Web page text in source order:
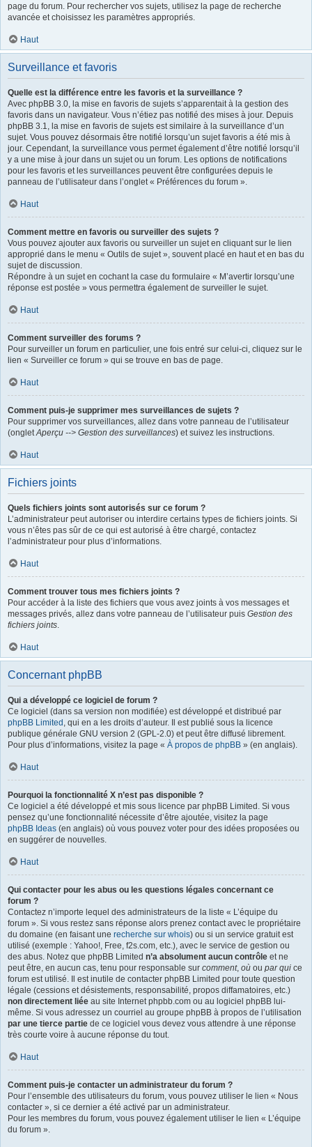
page du forum. Pour rechercher vos sujets, utilisez la page de recherche
avancée et choisissez les paramètres appropriés.
Haut
Surveillance et favoris
Quelle est la différence entre les favoris et la surveillance ?
Avec phpBB 3.0, la mise en favoris de sujets s’apparentait à la gestion des
favoris dans un navigateur. Vous n’étiez pas notifié des mises à jour. Depuis
phpBB 3.1, la mise en favoris de sujets est similaire à la surveillance d’un
sujet. Vous pouvez désormais être notifié lorsqu’un sujet favoris a été mis à
jour. Cependant, la surveillance vous permet également d’être notifié lorsqu’il
y a une mise à jour dans un sujet ou un forum. Les options de notifications
pour les favoris et les surveillances peuvent être configurées depuis le
panneau de l’utilisateur dans l’onglet « Préférences du forum ».
Haut
Comment mettre en favoris ou surveiller des sujets ?
Vous pouvez ajouter aux favoris ou surveiller un sujet en cliquant sur le lien
approprié dans le menu « Outils de sujet », souvent placé en haut et en bas du
sujet de discussion.
Répondre à un sujet en cochant la case du formulaire « M’avertir lorsqu’une
réponse est postée » vous permettra également de surveiller le sujet.
Haut
Comment surveiller des forums ?
Pour surveiller un forum en particulier, une fois entré sur celui-ci, cliquez sur le
lien « Surveiller ce forum » qui se trouve en bas de page.
Haut
Comment puis-je supprimer mes surveillances de sujets ?
Pour supprimer vos surveillances, allez dans votre panneau de l’utilisateur
(ongletAperçu --> Gestion des surveillances) et suivez les instructions.
Haut
Fichiers joints
Quels fichiers joints sont autorisés sur ce forum ?
L’administrateur peut autoriser ou interdire certains types de fichiers joints. Si
vous n’êtes pas sûr de ce qui est autorisé à être chargé, contactez
l’administrateur pour plus d’informations.
Haut
Comment trouver tous mes fichiers joints ?
Pour accéder à la liste des fichiers que vous avez joints à vos messages et
messages privés, allez dans votre panneau de l’utilisateur puis Gestion des
fichiers joints.
Haut
Concernant phpBB
Qui a développé ce logiciel de forum ?
Ce logiciel (dans sa version non modifiée) est développé et distribué par
phpBB Limited , qui en a les droits d’auteur. Il est publié sous la licence
publique générale GNU version 2 (GPL-2.0) et peut être diffusé librement.
Pour plus d’informations, visitez la page « À propos de phpBB » (en anglais).
Haut
Pourquoi la fonctionnalité X n’est pas disponible ?
Ce logiciel a été développé et mis sous licence par phpBB Limited. Si vous
pensez qu’une fonctionnalité nécessite d’être ajoutée, visitez la page
phpBB Ideas (en anglais) où vous pouvez voter pour des idées proposées ou
en suggérer de nouvelles.
Haut
Qui contacter pour les abus ou les questions légales concernant ce
forum ?
Contactez n’importe lequel des administrateurs de la liste « L’équipe du
forum ». Si vous restez sans réponse alors prenez contact avec le propriétaire
du domaine (en faisant une recherche sur whois) ou si un service gratuit est
utilisé (exemple : Yahoo!, Free, f2s.com, etc.), avec le service de gestion ou
des abus. Notez que phpBB Limited n’a absolument aucun contrôle et ne
peut être, en aucun cas, tenu pour responsable sur comment, où ou par qui ce
forum est utilisé. Il est inutile de contacter phpBB Limited pour toute question
légale (cessions et désistements, responsabilité, propos diffamatoires, etc.)
non directement liée au site Internet phpbb.com ou au logiciel phpBB lui-
même. Si vous adressez un courriel au groupe phpBB à propos de l’utilisation
par une tierce partie de ce logiciel vous devez vous attendre à une réponse
très courte voire à aucune réponse du tout.
Haut
Comment puis-je contacter un administrateur du forum ?
Pour l’ensemble des utilisateurs du forum, vous pouvez utiliser le lien « Nous
contacter », si ce dernier a été activé par un administrateur.
Pour les membres du forum, vous pouvez également utiliser le lien « L’équipe
du forum ».